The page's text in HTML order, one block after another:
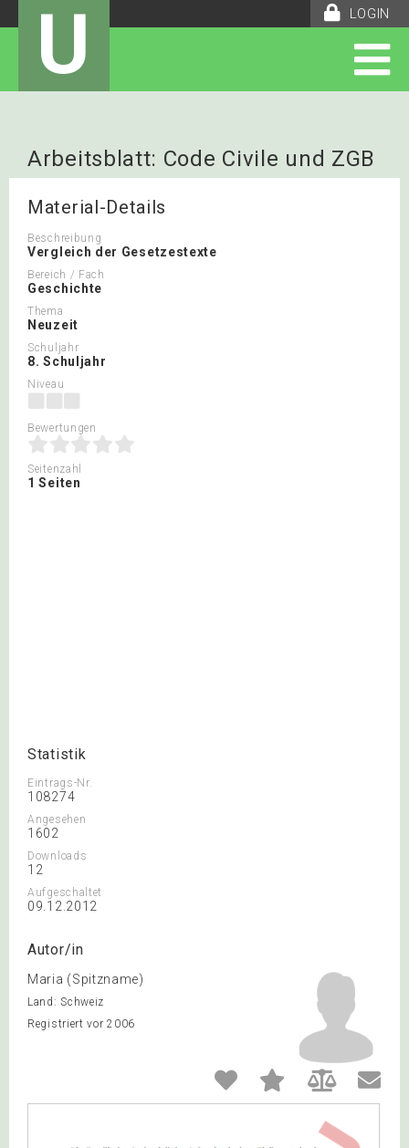
LOGIN
U
Arbeitsblatt: Code Civile und ZGB
Material-Details
Beschreibung
Vergleich der Gesetzestexte
Bereich / Fach
Geschichte
Thema
Neuzeit
Schuljahr
8. Schuljahr
Niveau
Bewertungen
Seitenzahl
1 Seiten
Statistik
Eintrags-Nr.
108274
Angesehen
1602
Downloads
12
Aufgeschaltet
09.12.2012
Autor/in
Maria (Spitzname)
Land: Schweiz
Registriert vor 2006